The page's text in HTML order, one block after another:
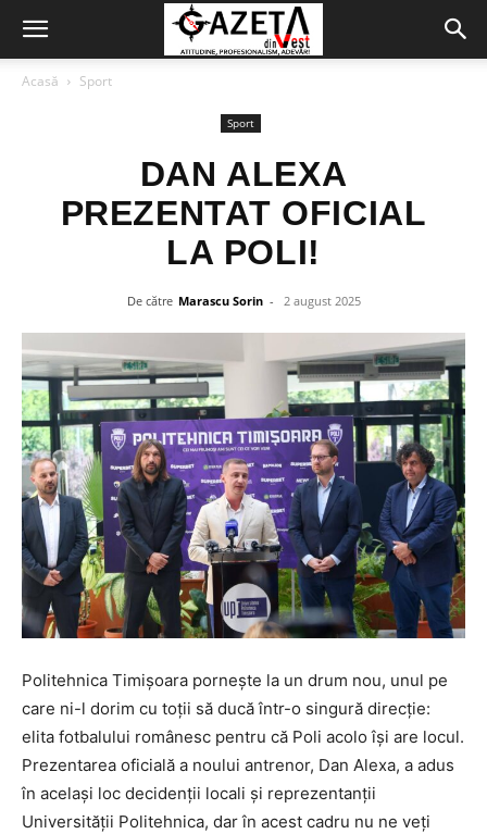
Acasă Sport
Sport
DAN ALEXA
PREZENTAT OFICIAL
LA POLI!
De către Marascu Sorin - 2 august 2025
Politehnica Timișoara pornește la un drum nou, unul pe
care ni-l dorim cu toții să ducă într-o singură direcție:
elita fotbalului românesc pentru că Poli acolo își are locul.
Prezentarea oficială a noului antrenor, Dan Alexa, a adus
în același loc decidenții locali și reprezentanții
Universității Politehnica, dar în acest cadru nu ne veți